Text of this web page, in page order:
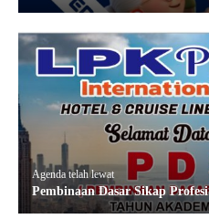
Agenda telah lewat
Pembinaan Dasar Sikap